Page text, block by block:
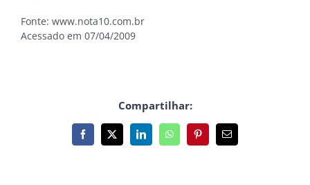
Fonte: www.nota10.com.br
Acessado em 07/04/2009
Compartilhar:
Facebook
X LinkedInWhatsAppPinterest
E-
mail